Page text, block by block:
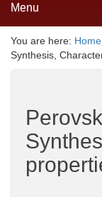
Menu
You are here: Home
Synthesis,